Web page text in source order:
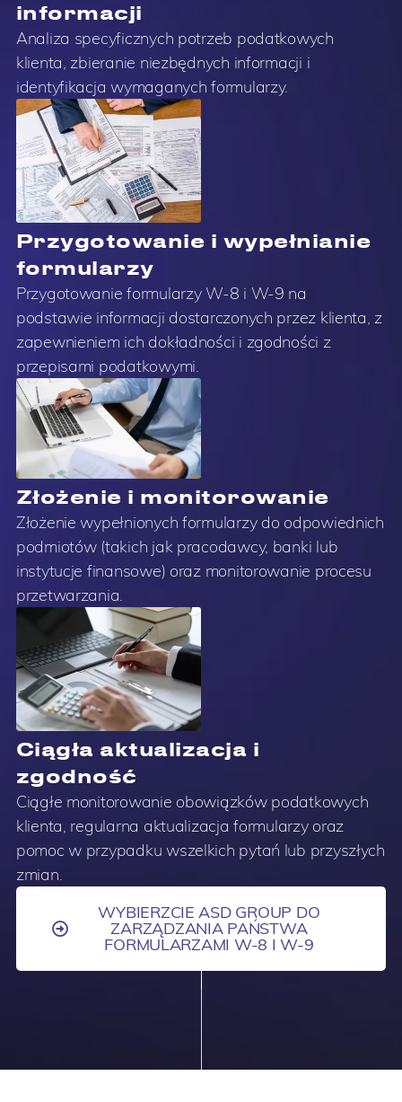
informacji
Analiza specyficznych potrzeb podatkowych
klienta, zbieranie niezbędnych informacji i
identyfikacja wymaganych formularzy.
Przygotowanie i wypełnianie
formularzy
Przygotowanie formularzy W-8 i W-9 na
podstawie informacji dostarczonych przez klienta, z
zapewnieniem ich dokładności i zgodności z
przepisami podatkowymi.
Złożenie i monitorowanie
Złożenie wypełnionych formularzy do odpowiednich
podmiotów (takich jak pracodawcy, banki lub
instytucje finansowe) oraz monitorowanie procesu
przetwarzania.
Ciągła aktualizacja i
zgodność
Ciągłe monitorowanie obowiązków podatkowych
klienta, regularna aktualizacja formularzy oraz
pomoc w przypadku wszelkich pytań lub przyszłych
zmian.
WYBIERZCIE ASD GROUP DO
ZARZĄDZANIA PAŃSTWA
FORMULARZAMI W-8 I W-9